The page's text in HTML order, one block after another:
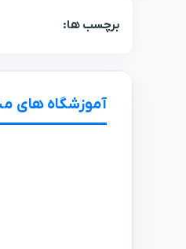
برچسب ها:
آموزشگاه های